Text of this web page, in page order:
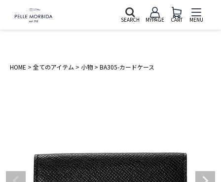
SEARCH MYPAGE CART MENU
HOME 全てのアイテム 小物 BA305-カードケース